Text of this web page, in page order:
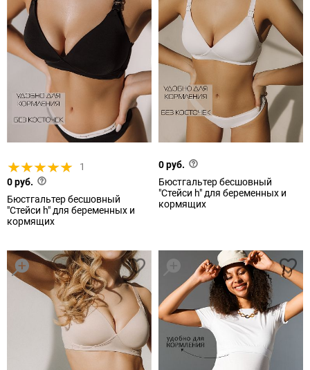
1
0 руб.
Бюстгальтер бесшовный
"Стейси h" для беременных и
кормящих
0 руб.
Бюстгальтер бесшовный
"Стейси h" для беременных и
кормящих